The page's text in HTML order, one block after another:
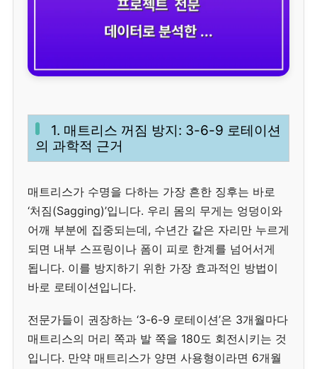
1. 매트리스 꺼짐 방지: 3-6-9 로테이션
의 과학적 근거
매트리스가 수명을 다하는 가장 흔한 징후는 바로
‘처짐(Sagging)’입니다. 우리 몸의 무게는 엉덩이와
어깨 부분에 집중되는데, 수년간 같은 자리만 누르게
되면 내부 스프링이나 폼이 피로 한계를 넘어서게
됩니다. 이를 방지하기 위한 가장 효과적인 방법이
바로 로테이션입니다.
전문가들이 권장하는 ‘3-6-9 로테이션’은 3개월마다
매트리스의 머리 쪽과 발 쪽을 180도 회전시키는 것
입니다. 만약 매트리스가 양면 사용형이라면 6개월